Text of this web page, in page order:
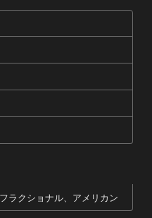
ラクショナル、アメリカン